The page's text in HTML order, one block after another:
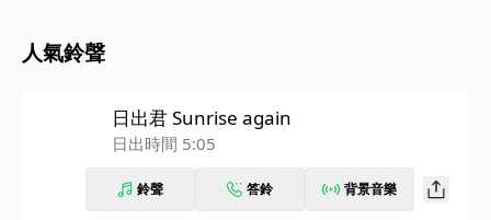
人氣鈴聲
日出君 Sunrise again
日出時間 5:05
鈴聲 答鈴 背景音樂